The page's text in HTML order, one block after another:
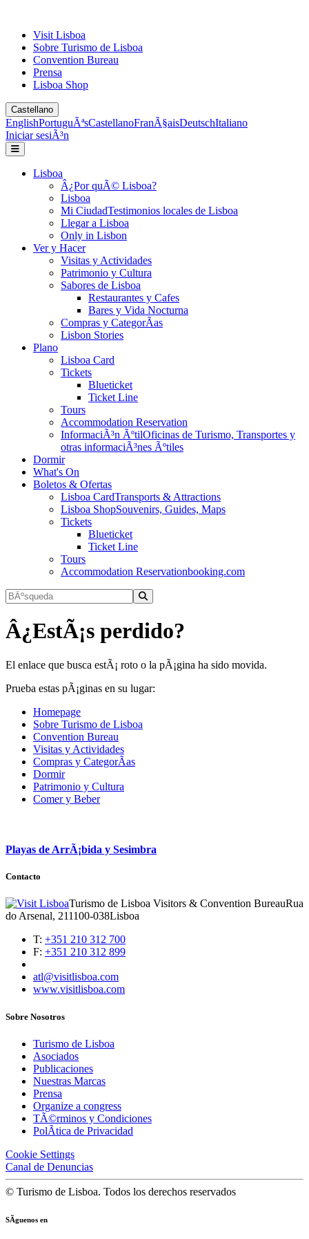
Visit Lisboa
Sobre Turismo de Lisboa
Convention Bureau
Prensa
Lisboa Shop
Castellano
EnglishPortuguÃªsCastellanoFranÃ§aisDeutschItaliano
Iniciar sesiÃ³n
Lisboa
Â¿Por quÃ© Lisboa?
Lisboa
Mi CiudadTestimonios locales de Lisboa
Llegar a Lisboa
Only in Lisbon
Ver y Hacer
Visitas y Actividades
Patrimonio y Cultura
Sabores de Lisboa
Restaurantes y Cafes
Bares y Vida Nocturna
Compras y CategorÃ­as
Lisbon Stories
Plano
Lisboa Card
Tickets
Blueticket
Ticket Line
Tours
Accommodation Reservation
InformaciÃ³n ÃºtilOficinas de Turismo, Transportes y
otras informaciÃ³nes Ãºtiles
Dormir
What's On
Boletos & Ofertas
Lisboa CardTransports & Attractions
Lisboa ShopSouvenirs, Guides, Maps
Tickets
Blueticket
Ticket Line
Tours
Accommodation Reservationbooking.com
Â¿EstÃ¡s perdido?
El enlace que busca estÃ¡ roto o la pÃ¡gina ha sido movida.
Prueba estas pÃ¡ginas en su lugar:
Homepage
Sobre Turismo de Lisboa
Convention Bureau
Visitas y Actividades
Compras y CategorÃ­as
Dormir
Patrimonio y Cultura
Comer y Beber
Playas de ArrÃ¡bida y Sesimbra
Contacto
Turismo de Lisboa Visitors & Convention BureauRua
do Arsenal, 211100-038Lisboa
T: +351 210 312 700
F: +351 210 312 899
atl@visitlisboa.com
www.visitlisboa.com
Sobre Nosotros
Turismo de Lisboa
Asociados
Publicaciones
Nuestras Marcas
Prensa
Organize a congress
TÃ©rminos y Condiciones
PolÃ­tica de Privacidad
Cookie Settings
Canal de Denuncias
© Turismo de Lisboa. Todos los derechos reservados
SÃ­guenos en